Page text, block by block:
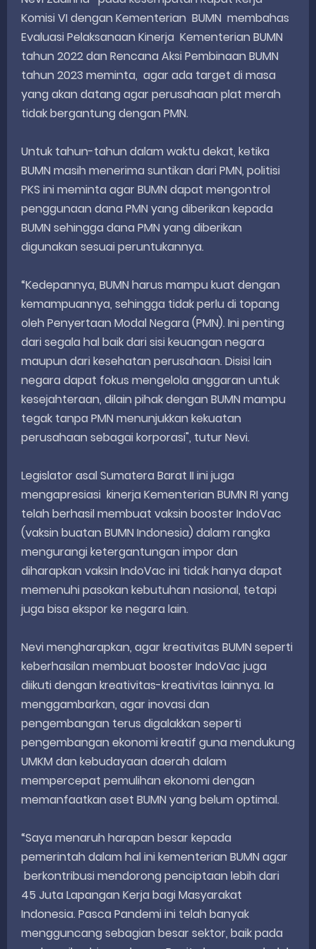
Komisi VI dengan Kementerian BUMN membahas
Evaluasi Pelaksanaan Kinerja Kementerian BUMN
tahun 2022 dan Rencana Aksi Pembinaan BUMN
tahun 2023 meminta, agar ada target di masa
yang akan datang agar perusahaan plat merah
tidak bergantung dengan PMN.
Untuk tahun-tahun dalam waktu dekat, ketika
BUMN masih menerima suntikan dari PMN, politisi
PKS ini meminta agar BUMN dapat mengontrol
penggunaan dana PMN yang diberikan kepada
BUMN sehingga dana PMN yang diberikan
digunakan sesuai peruntukannya.
“Kedepannya, BUMN harus mampu kuat dengan
kemampuannya, sehingga tidak perlu di topang
oleh Penyertaan Modal Negara (PMN). Ini penting
dari segala hal baik dari sisi keuangan negara
maupun dari kesehatan perusahaan. Disisi lain
negara dapat fokus mengelola anggaran untuk
kesejahteraan, dilain pihak dengan BUMN mampu
tegak tanpa PMN menunjukkan kekuatan
perusahaan sebagai korporasi", tutur Nevi.
Legislator asal Sumatera Barat II ini juga
mengapresiasi kinerja Kementerian BUMN RI yang
telah berhasil membuat vaksin booster IndoVac
(vaksin buatan BUMN Indonesia) dalam rangka
mengurangi ketergantungan impor dan
diharapkan vaksin IndoVac ini tidak hanya dapat
memenuhi pasokan kebutuhan nasional, tetapi
juga bisa ekspor ke negara lain.
Nevi mengharapkan, agar kreativitas BUMN seperti
keberhasilan membuat booster IndoVac juga
diikuti dengan kreativitas-kreativitas lainnya. Ia
menggambarkan, agar inovasi dan
pengembangan terus digalakkan seperti
pengembangan ekonomi kreatif guna mendukung
UMKM dan kebudayaan daerah dalam
mempercepat pemulihan ekonomi dengan
memanfaatkan aset BUMN yang belum optimal.
“Saya menaruh harapan besar kepada
pemerintah dalam hal ini kementerian BUMN agar
berkontribusi mendorong penciptaan lebih dari
45 Juta Lapangan Kerja bagi Masyarakat
Indonesia. Pasca Pandemi ini telah banyak
mengguncang sebagian besar sektor, baik pada